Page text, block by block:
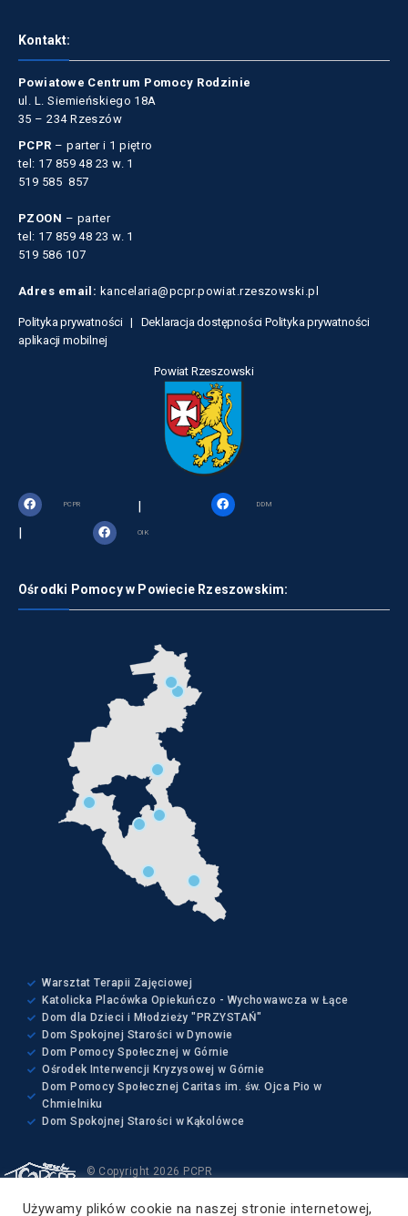
Kontakt:
Powiatowe Centrum Pomocy Rodzinie
ul. L. Siemieńskiego 18A
35 – 234 Rzeszów
PCPR – parter i 1 piętro
tel: 17 859 48 23 w. 1
519 585 857
PZOON – parter
tel: 17 859 48 23 w. 1
519 586 107
Adres email: kancelaria@pcpr.powiat.rzeszowski.pl
Polityka prywatności | Deklaracja dostępności Polityka prywatności
aplikacji mobilnej
Powiat Rzeszowski
PCPR | DDM
| OIK
Ośrodki Pomocy w Powiecie Rzeszowskim:
Warsztat Terapii Zajęciowej
Katolicka Placówka Opiekuńczo - Wychowawcza w Łące
Dom dla Dzieci i Młodzieży "PRZYSTAŃ"
Dom Spokojnej Starości w Dynowie
Dom Pomocy Społecznej w Górnie
Ośrodek Interwencji Kryzysowej w Górnie
Dom Pomocy Społecznej Caritas im. św. Ojca Pio w
Chmielniku
Dom Spokojnej Starości w Kąkolówce
© Copyright 2026 PCPR
Używamy plików cookie na naszej stronie internetowej,